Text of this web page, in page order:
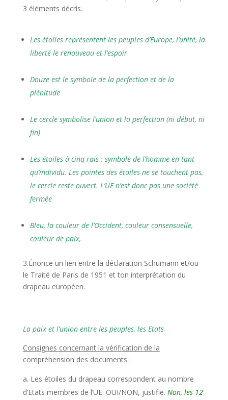
3 éléments décris.
Les étoiles représentent les peuples d’Europe, l’unité, la
liberté le renouveau et l’espoir
Douze est le symbole de la perfection et de la
plénitude
Le cercle symbolise l’union et la perfection (ni début, ni
fin)
Les étoiles à cinq rais : symbole de l’homme en tant
qu’individu. Les pointes des étoiles ne se touchent pas,
le cercle reste ouvert. L’UE n’est donc pas une société
fermée
Bleu, la couleur de l’Occident, couleur consensuelle,
couleur de paix,
3.Énonce un lien entre la déclaration Schumann et/ou
le Traité de Paris de 1951 et ton interprétation du
drapeau européen.
La paix et l’union entre les peuples, les Etats
Consignes concernant la vérification de la
compréhension des documents :
Les étoiles du drapeau correspondent au nombre
d’Etats membres de l’UE. OUI/NON, justifie. Non, les 12